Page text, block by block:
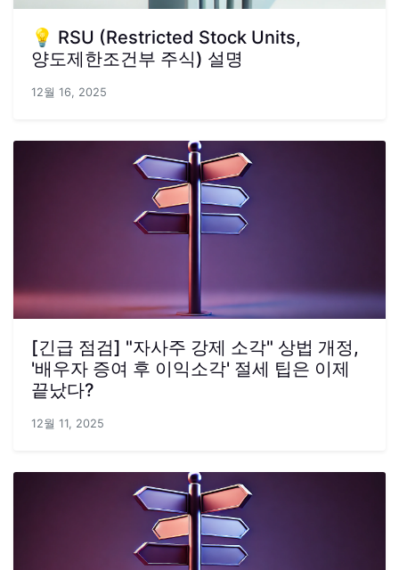
💡 RSU (Restricted Stock Units,
양도제한조건부 주식) 설명
12월 16, 2025
[긴급 점검] "자사주 강제 소각" 상법 개정,
'배우자 증여 후 이익소각' 절세 팁은 이제
끝났다?
12월 11, 2025